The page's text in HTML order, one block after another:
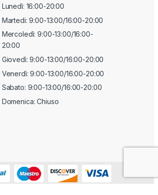
Lunedì: 16:00-20:00
Martedi: 9:00-13:00/16:00-20:00
Mercoledì: 9:00-13:00/16:00-
20:00
Giovedì: 9:00-13:00/16:00-20:00
Venerdì: 9:00-13:00/16:00-20:00
Sabato: 9:00-13:00/16:00-20:00
Domenica: Chiuso